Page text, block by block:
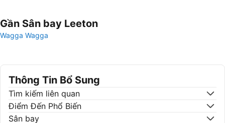
Gần Sân bay Leeton
Wagga Wagga
Thông Tin Bổ Sung
Tìm kiếm liên quan
Điểm Đến Phổ Biến
Sân bay